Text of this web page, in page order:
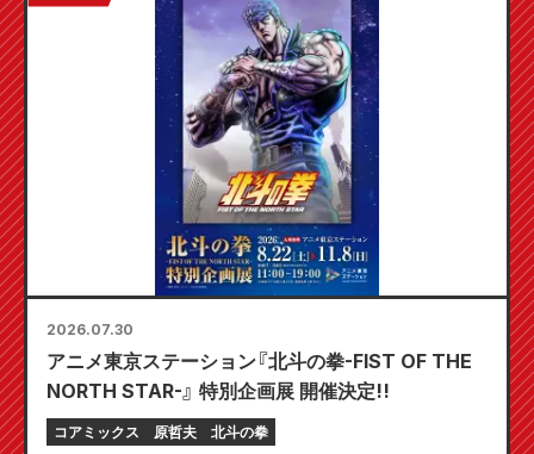
2026.07.30
アニメ東京ステーション『北斗の拳-FIST OF THE
NORTH STAR-』 特別企画展 開催決定!!
コアミックス 原哲夫 北斗の拳